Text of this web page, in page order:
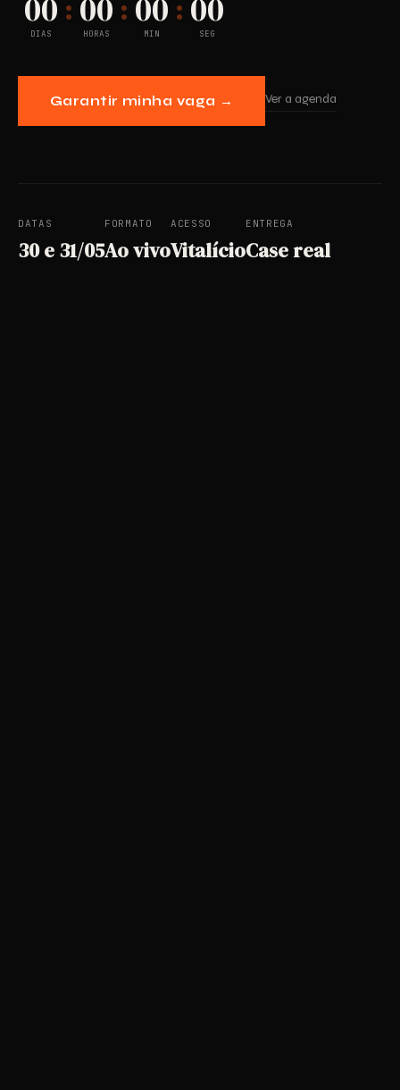
00
DIAS
: 00
HORAS
: 00
MIN
: 00
SEG
Garantir minha vaga → Ver a agenda
DATAS
30 e 31/05
FORMATO
Ao vivo
ACESSO
Vitalício
ENTREGA
Case real